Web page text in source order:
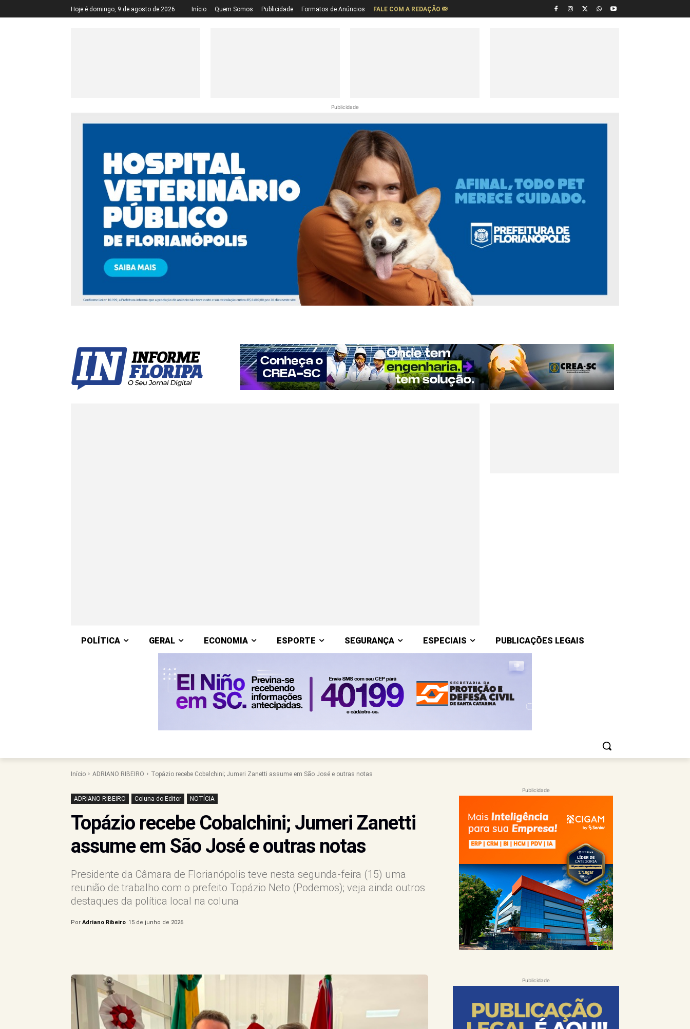
Hoje é domingo, 9 de agosto de 2026 Início Quem Somos Publicidade Formatos de Anúncios FALE COM A REDAÇÃO
Publicidade
POLÍTICA GERAL ECONOMIA ESPORTE SEGURANÇA ESPECIAIS PUBLICAÇÕES LEGAIS
Início ADRIANO RIBEIRO Topázio recebe Cobalchini; Jumeri Zanetti assume em São José e outras notas
ADRIANO RIBEIRO Coluna do Editor NOTÍCIA
Topázio recebe Cobalchini; Jumeri Zanetti
assume em São José e outras notas
Presidente da Câmara de Florianópolis teve nesta segunda-feira (15) uma
reunião de trabalho com o prefeito Topázio Neto (Podemos); veja ainda outros
destaques da política local na coluna
Por Adriano Ribeiro 15 de junho de 2026
Publicidade
Publicidade